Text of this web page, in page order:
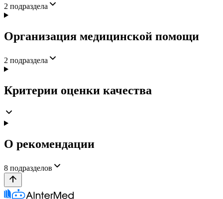
2 подраздела
Организация медицинской помощи
2 подраздела
Критерии оценки качества
О рекомендации
8 подразделов